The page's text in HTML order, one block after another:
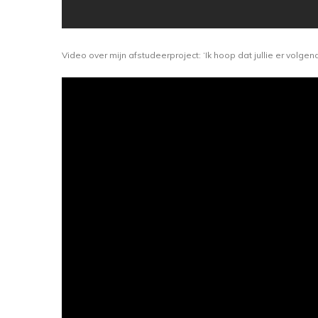
Video over mijn afstudeerproject: ‘Ik hoop dat jullie er